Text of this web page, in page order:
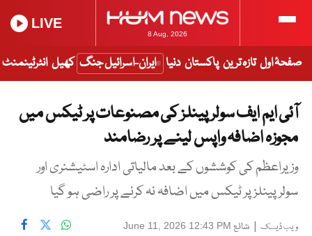
8 Aug, 2026
LIVE
صفحۂ اول تازہ ترین پاکستان دنیا ایران-اسرائیل جنگ کھیل انٹرٹینمنٹ
آئی ایم ایف سولر پینلز کی مصنوعات پر ٹیکس میں
مجوزہ اضافہ واپس لینے پر رضامند
وزیراعظم کی کوششوں کے بعد مالیاتی ادارہ اسٹیشنری اور
سولر پینلز پر ٹیکس میں اضافہ نہ کرنے پر راضی ہو گیا
ویب ڈیسک | شائع June 11, 2026 12:43 PM